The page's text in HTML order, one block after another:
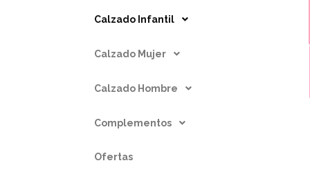
Calzado Infantil
Calzado Mujer
Calzado Hombre
Complementos
Ofertas